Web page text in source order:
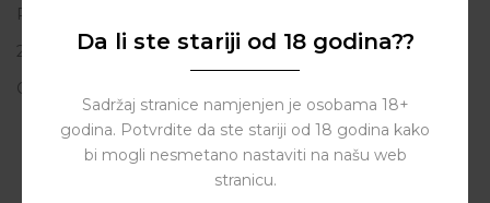
Put vrljuge 13
23206 Sukošan
OIB: 80250945864
Da li ste stariji od 18 godina??
Sadržaj stranice namjenjen je osobama 18+
godina. Potvrdite da ste stariji od 18 godina kako
bi mogli nesmetano nastaviti na našu web
stranicu.